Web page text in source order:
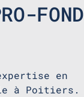
FOND
en
à Poitiers.